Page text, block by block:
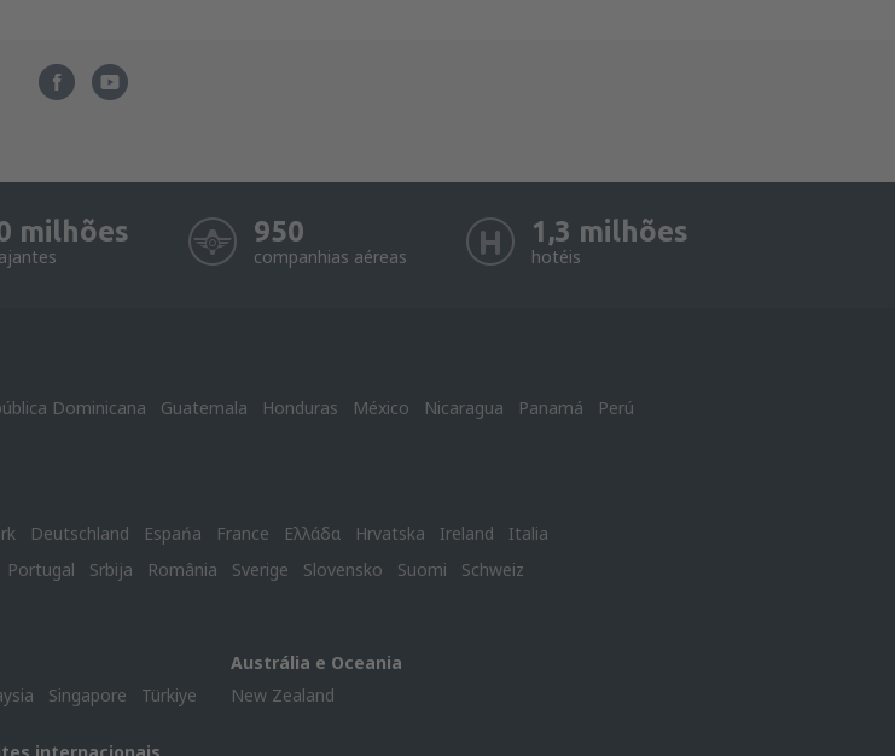
milhões 950
companhias aéreas
1,3 milhões
hotéis
Dominicana Guatemala Honduras México Nicaragua Panamá
Perú
Deutschland Espańa France Ελλάδα Hrvatska Ireland
Italia
Portugal Srbija România Sverige Slovensko Suomi
Schweiz
Singapore Türkiye
Austrália e Oceania
New Zealand